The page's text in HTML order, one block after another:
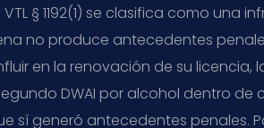
§ 1192(1) se clasifica como
no produce antecedentes
en la renovación de su licencia,
DWAI por alcohol dentro de
sí generó antecedentes penales.